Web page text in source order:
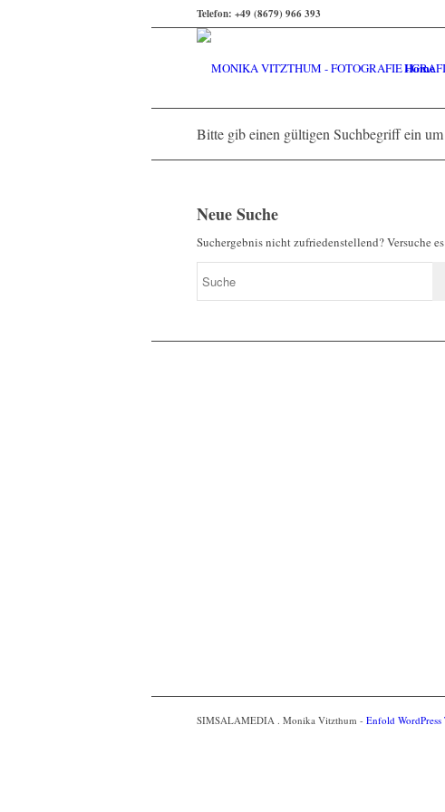
Telefon: +49 (8679) 966 393
Home
Bitte gib einen gültigen Suchbegriff ein um
Neue Suche
Suchergebnis nicht zufriedenstellend? Versuche
SIMSALAMEDIA . Monika Vitzthum - Enfold